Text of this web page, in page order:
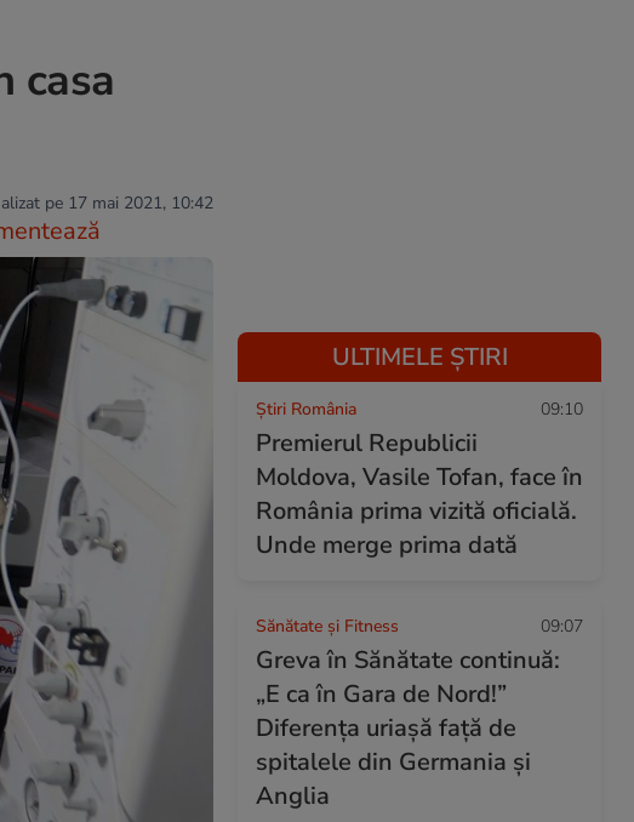
casa
pe 17 mai 2021, 10:42
ULTIMELE ȘTIRI
Știri România 09:10
Premierul Republicii
Moldova, Vasile Tofan, face în
România prima vizită oficială.
Unde merge prima dată
Sănătate și Fitness 09:07
Greva în Sănătate continuă:
„E ca în Gara de Nord!”
Diferența uriașă față de
spitalele din Germania și
Anglia